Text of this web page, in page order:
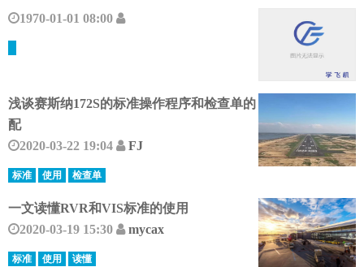
1970-01-01 08:00
浅谈赛斯纳172S的标准操作程序和检查单的
配
2020-03-22 19:04
FJ
标准 使用 检查单
一文读懂RVR和VIS标准的使用
2020-03-19 15:30
mycax
标准 使用 读懂